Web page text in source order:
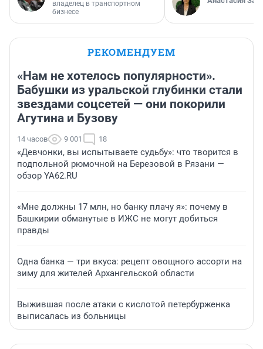
владелец в транспортном
бизнесе
РЕКОМЕНДУЕМ
«Нам не хотелось популярности».
Бабушки из уральской глубинки стали
звездами соцсетей — они покорили
Агутина и Бузову
14 часов 9 001 18
«Девчонки, вы испытываете судьбу»: что творится в
подпольной рюмочной на Березовой в Рязани —
обзор YA62.RU
«Мне должны 17 млн, но банку плачу я»: почему в
Башкирии обманутые в ИЖС не могут добиться
правды
Одна банка — три вкуса: рецепт овощного ассорти на
зиму для жителей Архангельской области
Выжившая после атаки с кислотой петербурженка
выписалась из больницы